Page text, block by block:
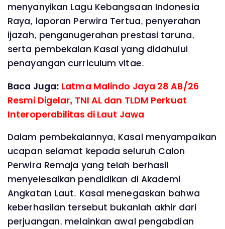
menyanyikan Lagu Kebangsaan Indonesia
Raya, laporan Perwira Tertua, penyerahan
ijazah, penganugerahan prestasi taruna,
serta pembekalan Kasal yang didahului
penayangan curriculum vitae.
Baca Juga: Latma Malindo Jaya 28 AB/26
Resmi Digelar, TNI AL dan TLDM Perkuat
Interoperabilitas di Laut Jawa
Dalam pembekalannya, Kasal menyampaikan
ucapan selamat kepada seluruh Calon
Perwira Remaja yang telah berhasil
menyelesaikan pendidikan di Akademi
Angkatan Laut. Kasal menegaskan bahwa
keberhasilan tersebut bukanlah akhir dari
perjuangan, melainkan awal pengabdian